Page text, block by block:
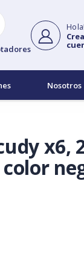
Hola!
Nosotros
x6,
color